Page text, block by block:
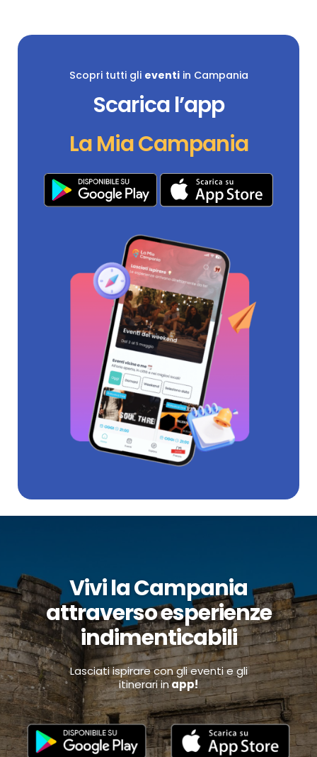
Scopri tutti gli eventiin Campania
Scarica l’app
La Mia Campania
Vivi la Campania
attraverso esperienze
indimenticabili
Lasciati ispirare con gli eventi e gli
itinerari inapp!